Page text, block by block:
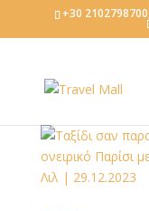
+30